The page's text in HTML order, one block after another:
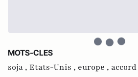
MOTS-CLES
soja , Etats-Unis , europe , accord